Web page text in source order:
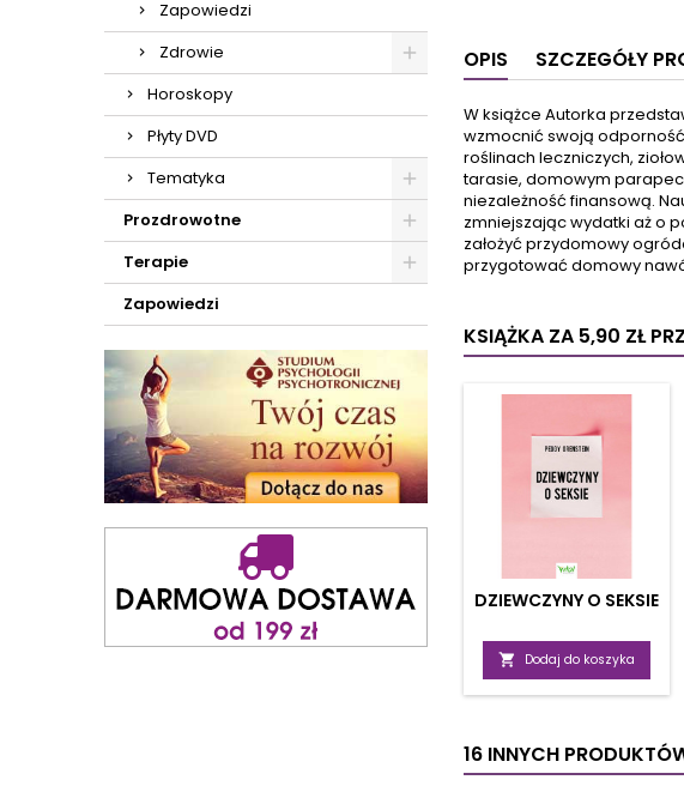
Zapowiedzi
Zdrowie
Horoskopy
Płyty DVD
Tematyka
Prozdrowotne
Terapie
Zapowiedzi
Dzięki prostym przepisom
DIY opartym na
ziołolecznictwie i
aromaterapii
balsamy, kremy i mydła
wzbogacone o olejki
eteryczne, które łagodzą
stany zapalne i wspierają
terapie naturalne,
pomagając w chorobach
autoimmunologicznych.
Dowiesz się, jak
w kosmetyce oraz jakie
ma...
OPIS SZCZEGÓŁY
W książce Autorka
wzmocnić swoją
roślinach leczniczych,
tarasie, domowym
niezależność finansową. N
zmniejszając wydatki aż o
założyć przydomowy
przygotować domowy
KSIĄŻKA ZA 5,90 ZŁ
DZIEWCZYNY O SEKSIE
 Dodaj do koszyka
16 INNYCH